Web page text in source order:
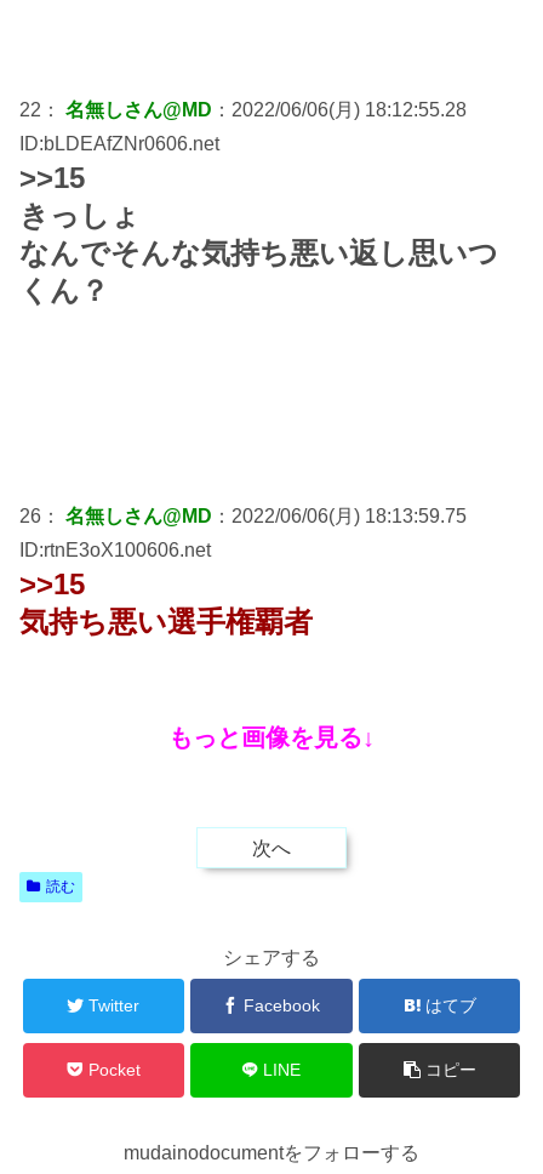
22： 名無しさん@MD ：2022/06/06(月) 18:12:55.28
ID:bLDEAfZNr0606.net
>>15
きっしょ
なんでそんな気持ち悪い返し思いつ
くん？
26： 名無しさん@MD ：2022/06/06(月) 18:13:59.75
ID:rtnE3oX100606.net
>>15
気持ち悪い選手権覇者
もっと画像を見る↓
次へ
読む
シェアする
Twitter Facebook はてブ
Pocket LINE コピー
mudainodocumentをフォローする